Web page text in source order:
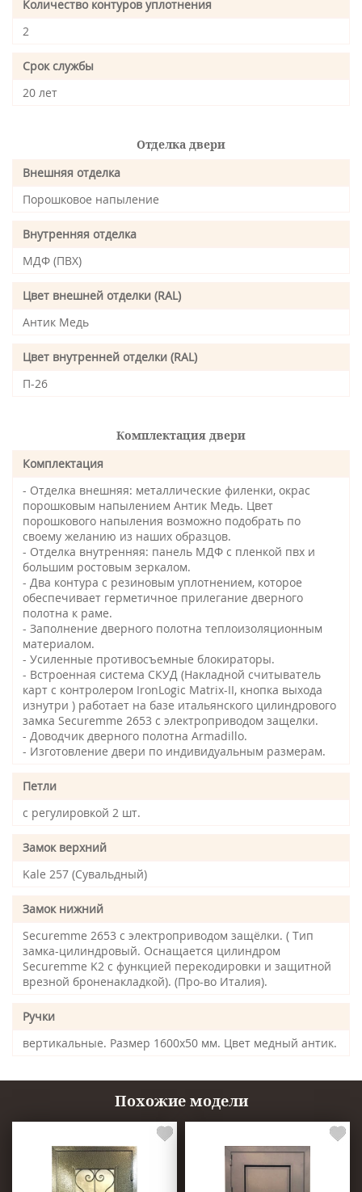
Количество контуров уплотнения
2
Срок службы
20 лет
Отделка двери
Внешняя отделка
Порошковое напыление
Внутренняя отделка
МДФ (ПВХ)
Цвет внешней отделки (RAL)
Антик Медь
Цвет внутренней отделки (RAL)
П-26
Комплектация двери
Комплектация
- Отделка внешняя: металлические филенки, окрас
порошковым напылением Антик Медь. Цвет
порошкового напыления возможно подобрать по
своему желанию из наших образцов.
- Отделка внутренняя: панель МДФ с пленкой пвх и
большим ростовым зеркалом.
- Два контура с резиновым уплотнением, которое
обеспечивает герметичное прилегание дверного
полотна к раме.
- Заполнение дверного полотна теплоизоляционным
материалом.
- Усиленные противосъемные блокираторы.
- Встроенная система СКУД (Накладной считыватель
карт с контролером IronLogic Matrix-II, кнопка выхода
изнутри ) работает на базе итальянского цилиндрового
замка Securemme 2653 с электроприводом защелки.
- Доводчик дверного полотна Armadillo.
- Изготовление двери по индивидуальным размерам.
Петли
с регулировкой 2 шт.
Замок верхний
Kale 257 (Сувальдный)
Замок нижний
Securemme 2653 с электроприводом защёлки. ( Тип
замка-цилиндровый. Оснащается цилиндром
Securemme K2 с функцией перекодировки и защитной
врезной броненакладкой). (Про-во Италия).
Ручки
вертикальные. Размер 1600х50 мм. Цвет медный антик.
Похожие модели